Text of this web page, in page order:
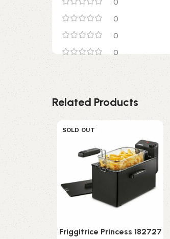
0
0
0
Related Products
SOLD OUT
Friggitrice Princess 182727